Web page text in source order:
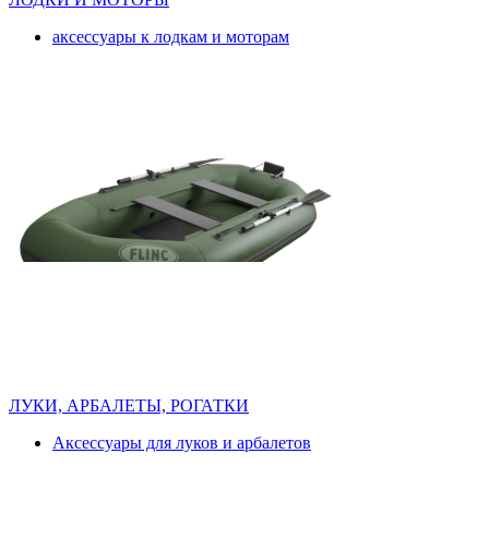
аксессуары к лодкам и моторам
ЛУКИ, АРБАЛЕТЫ, РОГАТКИ
Аксессуары для луков и арбалетов